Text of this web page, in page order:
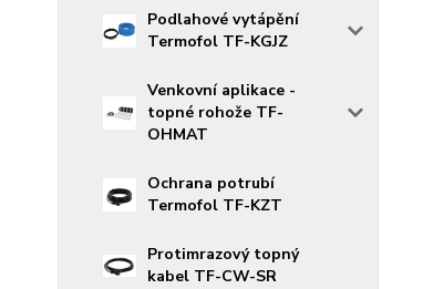
Podlahové vytápění
Termofol TF-KGJZ
Venkovní aplikace -
topné rohože TF-
OHMAT
Ochrana potrubí
Termofol TF-KZT
Protimrazový topný
kabel TF-CW-SR